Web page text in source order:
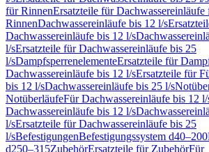
für RinnenErsatzteile für Dachwassereinläufe
RinnenDachwassereinläufe bis 12 l/s
Dachwassereinläufe bis 12 l/s
l/sErsatzteile für Dachwassereinläufe bis 25
l/sDampfsperrenelementeErsatzteile für
Dachwassereinläufe bis 12 l/sErsatzteile für
bis 12 l/sDachwassereinläufe bis 25 l/s
NotüberläufeFür Dachwassereinläufe bis 12 l/
Dachwassereinläufe bis 12 l/s
l/sErsatzteile für Dachwassereinläufe bis 25
l/sBefestigungenBefestigungssystem d40–200
d250–315ZubehörErsatzteile für ZubehörFür